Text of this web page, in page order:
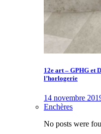
12e art – GPHG et
l’horlogerie
14 novembre
Enchères
No posts were